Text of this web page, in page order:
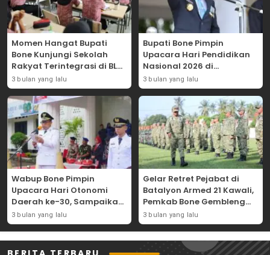
Momen Hangat Bupati
Bone Kunjungi Sekolah
Rakyat Terintegrasi di BLK
Bajoe
3 bulan yang lalu
Bupati Bone Pimpin
Upacara Hari Pendidikan
Nasional 2026 di
Lapangan Merdeka
3 bulan yang lalu
Wabup Bone Pimpin
Upacara Hari Otonomi
Daerah ke-30, Sampaikan
Amanat Mendagri
Wujudkan Asta Cita
3 bulan yang lalu
Gelar Retret Pejabat di
Batalyon Armed 21 Kawali,
Pemkab Bone Gembleng
Kedisiplinan Camat dan
Pimpinan OPD
3 bulan yang lalu